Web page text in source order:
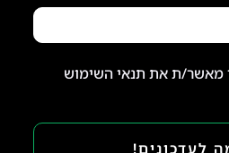
מאשר/ת את תנאי השימוש
לעדכונים!